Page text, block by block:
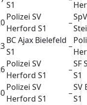
S1
Polizei SV
Herford S1
–
BC Ajax Bielefeld
S1
–
Polizei SV
Herford S1
–
SF
S1
Polizei SV
Herford S1
–
SV
S1